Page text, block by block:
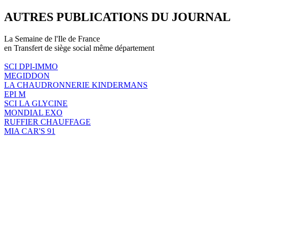
AUTRES PUBLICATIONS DU JOURNAL
La Semaine de l'Ile de France
en Transfert de siège social même département
SCI DPI-IMMO
MEGIDDON
LA CHAUDRONNERIE KINDERMANS
EPI M
SCI LA GLYCINE
MONDIAL EXO
RUFFIER CHAUFFAGE
MIA CAR'S 91